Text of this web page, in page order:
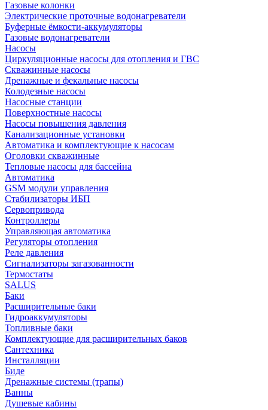
Газовые колонки
Электрические проточные водонагреватели
Буферные ёмкости-аккумуляторы
Газовые водонагреватели
Насосы
Циркуляционные насосы для отопления и ГВС
Скважинные насосы
Дренажные и фекальные насосы
Колодезные насосы
Насосные станции
Поверхностные насосы
Насосы повышения давления
Канализационные установки
Автоматика и комплектующие к насосам
Оголовки скважинные
Тепловые насосы для бассейна
Автоматика
GSM модули управления
Стабилизаторы ИБП
Сервопривода
Контроллеры
Управляющая автоматика
Регуляторы отопления
Реле давления
Сигнализаторы загазованности
Термостаты
SALUS
Баки
Расширительные баки
Гидроаккумуляторы
Топливные баки
Комплектующие для расширительных баков
Сантехника
Инсталляции
Биде
Дренажные системы (трапы)
Ванны
Душевые кабины